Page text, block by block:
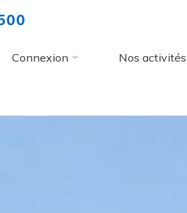
Connexion Nos activités